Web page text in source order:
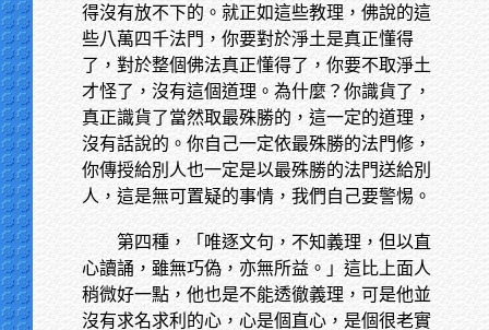
得沒有放不下的。就正如這些教理，佛說的這
些八萬四千法門，你要對於淨土是真正懂得
了，對於整個佛法真正懂得了，你要不取淨土
才怪了，沒有這個道理。為什麼？你識貨了，
真正識貨了當然取最殊勝的，這一定的道理，
沒有話說的。你自己一定依最殊勝的法門修，
你傳授給別人也一定是以最殊勝的法門送給別
人，這是無可置疑的事情，我們自己要警惕。
第四種，「唯逐文句，不知義理，但以直
心讀誦，雖無巧偽，亦無所益。」這比上面人
稍微好一點，他也是不能透徹義理，可是他並
沒有求名求利的心，心是個直心，是個很老實